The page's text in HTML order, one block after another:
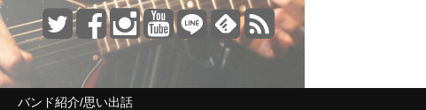
バンド紹介/思い出話